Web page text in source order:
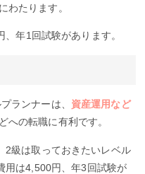
わたります。
年1回試験があります。
ランナーは、 資産運用など
への転職に有利です。
2級は取っておきたいレベル
用は4,500円、年3回試験が